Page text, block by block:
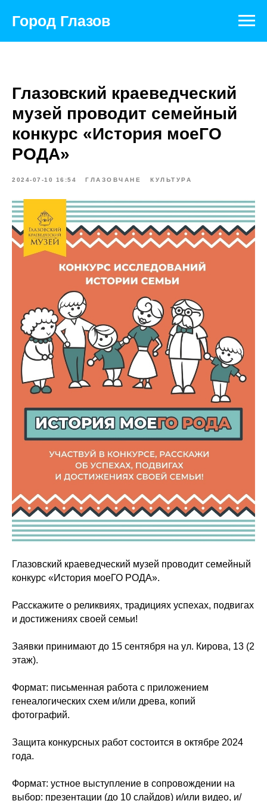
Город Глазов
Глазовский краеведческий
музей проводит семейный
конкурс «История моеГО
РОДА»
2024-07-10 16:54 ГЛАЗОВЧАНЕ КУЛЬТУРА
Глазовский краеведческий музей проводит семейный
конкурс «История моеГО РОДА».
Расскажите о реликвиях, традициях успехах, подвигах
и достижениях своей семьи!
Заявки принимают до 15 сентября на ул. Кирова, 13 (2
этаж).
Формат: письменная работа с приложением
генеалогических схем и/или древа, копий
фотографий.
Защита конкурсных работ состоится в октябре 2024
года.
Формат: устное выступление в сопровождении на
выбор: презентации (до 10 слайдов) и/или видео, и/